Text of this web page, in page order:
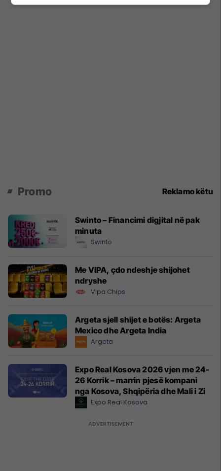
Promo Reklamo këtu
Swinto – Financimi digjital në pak
minuta
Swinto
Me VIPA, çdo ndeshje shijohet
ndryshe
Vipa Chips
Argeta sjell shijet e botës: Argeta
Mexico dhe Argeta India
Argeta
Expo Real Kosova 2026 vjen me 24-
26 Korrik – marrin pjesë kompani
nga Kosova, Shqipëria dhe Mali i Zi
Expo Real Kosova